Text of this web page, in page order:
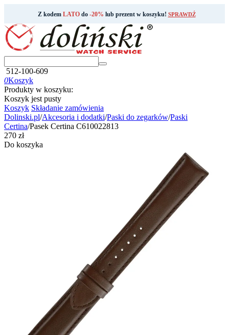
Z kodem LATOdo -20% lub prezent w koszyku! SPRAWDŹ
512-100-609
0Koszyk
Produkty w koszyku:
Koszyk jest pusty
Koszyk Składanie zamówienia
Dolinski.pl/Akcesoria i dodatki/Paski do zegarków/Paski
Certina/Pasek Certina C610022813
‍270‍ zł
Do koszyka